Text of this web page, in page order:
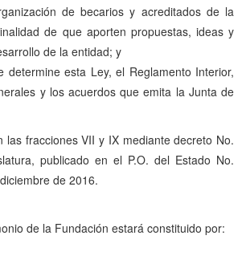
de becarios y acreditados de la
de que aporten propuestas, ideas y
de la entidad; y
determine esta Ley, el Reglamento Interior,
y los acuerdos que emita la Junta de
las fracciones VII y IX mediante decreto No.
publicado en el P.O. del Estado No.
de 2016.
de la Fundación estará constituido por: